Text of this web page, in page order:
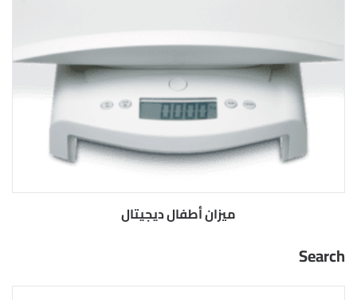
ميزان أطفال ديجيتال
Search